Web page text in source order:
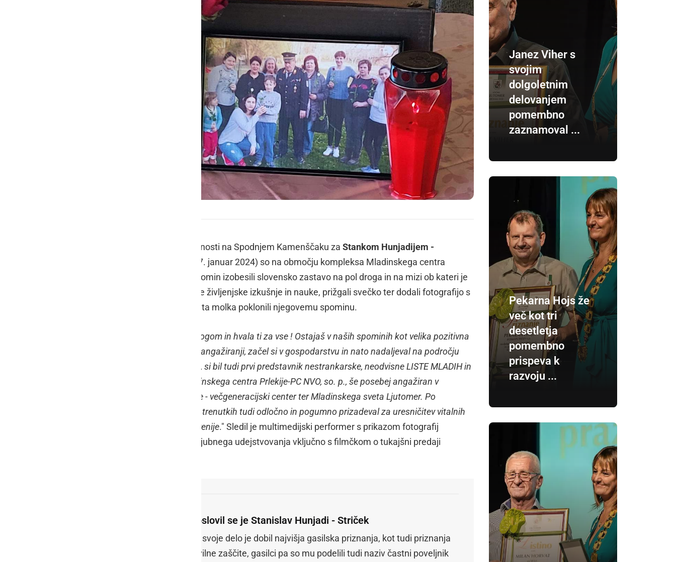
Ob izvedbi žalne spominske slovestnosti na Spodnjem Kamenščaku za Stankom Hunjadijem -
(25. september 1942 - 27. januar 2024) so na območju kompleksa Mladinskega centra
Prlekije njemu v zadnje slovo in v spomin izobesili slovensko zastavo na pol droga in na mizi ob kateri je
zelo rad posedal in delil svoje bogate življenjske izkušnje in nauke, prižgali svečko ter dodali fotografijo s
šopkom vrtnic. Prisotni so se z minuta molka poklonili njegovemu spominu.
Zbogom in hvala ti za vse ! Ostajaš v naših spominih kot velika pozitivna
nepozabna legenda ! Med številnimi angažiranji, začel si v gospodarstvu in nato nadaljeval na področju
gasilstva, civilne zaščite in reševanja, si bil tudi prvi predstavnik nestrankarske, neodvisne LISTE MLADIH in
predan sodelavec-prostovoljec Mladinskega centra Prlekije-PC NVO, so. p., še posebej angažiran v
večletnem projektu Center za družine - večgeneracijski center ter Mladinskega sveta Ljutomer. Po
najboljših močeh pa si si v odločilnih trenutkih tudi odločno in pogumno prizadeval za uresničitev vitalnih
interesov samostojne Republike Slovenije." Sledil je multimedijski performer s prikazom fotografij
njegovega vseživljenskega človekoljubnega udejstvovanja vključno s filmčkom o tukajšni predaji
Poslovil se je Stanislav Hunjadi - Striček
Za svoje delo je dobil najvišja gasilska priznanja, kot tudi priznanja
Civilne zaščite, gasilci pa so mu podelili tudi naziv častni poveljnik
Janez Viher s
svojim
dolgoletnim
delovanjem
pomembno
zaznamoval ...
Pekarna Hojs že
več kot tri
desetletja
pomembno
prispeva k
razvoju ...